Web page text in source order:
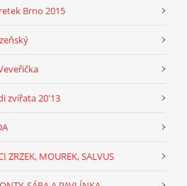
Brno 2015
zvířata 20'13
ZRZEK, MOUREK, SALVUS